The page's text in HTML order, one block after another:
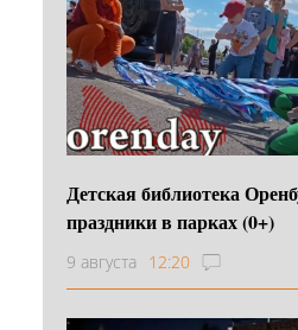
Детская библиотека
праздники в парках (0+)
9 августа 12:20